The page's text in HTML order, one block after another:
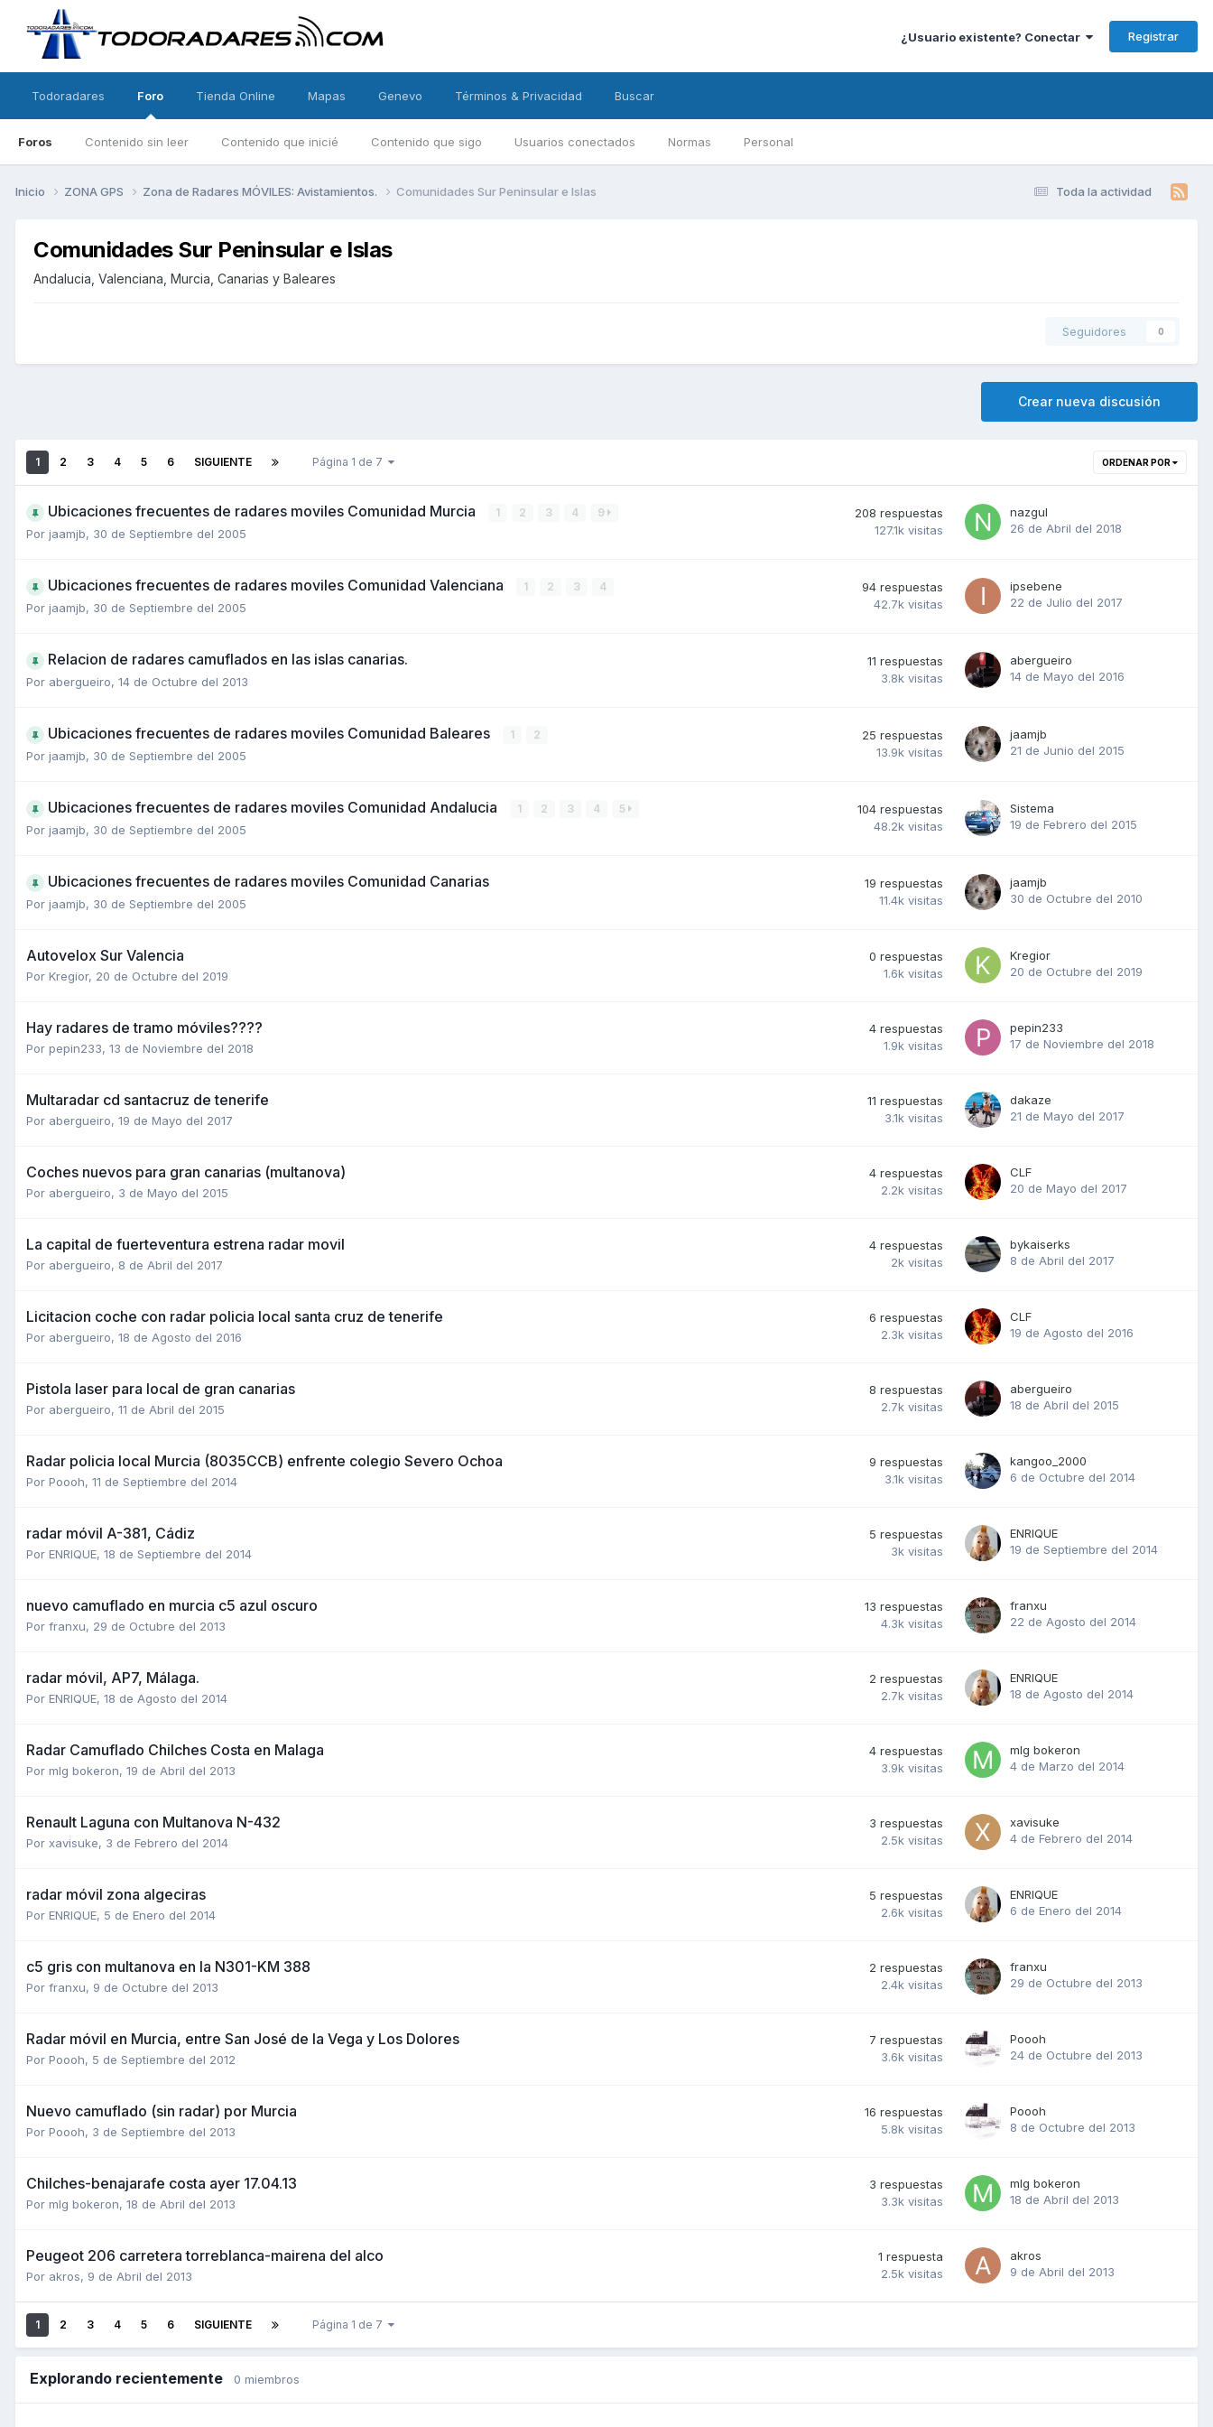
¿Usuario existente? Conectar Registrar
Todoradares Foro
Foros Contenido sin leer Contenido que inicié Contenido que sigo Usuarios conectados Normas Personal
Tienda Online Mapas Genevo Términos & Privacidad Buscar
Toda la actividad
Inicio ZONA GPS Zona de Radares MÓVILES: Avistamientos. Comunidades Sur Peninsular e Islas
Comunidades Sur Peninsular e Islas
Andalucia, Valenciana, Murcia, Canarias y Baleares
Seguidores 0
Crear nueva discusión
ORDENAR POR
1 2 3 4 5 6 SIGUIENTE Página 1 de 7
Ubicaciones frecuentes de radares moviles Comunidad Murcia 1 2 3 4 9
Por jaamjb, 30 de Septiembre del 2005
208 respuestas
127.1k visitas
nazgul
26 de Abril del 2018
Ubicaciones frecuentes de radares moviles Comunidad Valenciana 1 2 3 4
Por jaamjb, 30 de Septiembre del 2005
94 respuestas
42.7k visitas
ipsebene
22 de Julio del 2017
Relacion de radares camuflados en las islas canarias.
Por abergueiro, 14 de Octubre del 2013
11 respuestas
3.8k visitas
abergueiro
14 de Mayo del 2016
Ubicaciones frecuentes de radares moviles Comunidad Baleares 1 2
Por jaamjb, 30 de Septiembre del 2005
25 respuestas
13.9k visitas
jaamjb
21 de Junio del 2015
Ubicaciones frecuentes de radares moviles Comunidad Andalucia 1 2 3 4 5
Por jaamjb, 30 de Septiembre del 2005
104 respuestas
48.2k visitas
Sistema
19 de Febrero del 2015
Ubicaciones frecuentes de radares moviles Comunidad Canarias
Por jaamjb, 30 de Septiembre del 2005
19 respuestas
11.4k visitas
jaamjb
30 de Octubre del 2010
Autovelox Sur Valencia
Por Kregior, 20 de Octubre del 2019
0 respuestas
1.6k visitas
Kregior
20 de Octubre del 2019
Hay radares de tramo móviles????
Por pepin233, 13 de Noviembre del 2018
4 respuestas
1.9k visitas
pepin233
17 de Noviembre del 2018
Multaradar cd santacruz de tenerife
Por abergueiro, 19 de Mayo del 2017
11 respuestas
3.1k visitas
dakaze
21 de Mayo del 2017
Coches nuevos para gran canarias (multanova)
Por abergueiro, 3 de Mayo del 2015
4 respuestas
2.2k visitas
CLF
20 de Mayo del 2017
La capital de fuerteventura estrena radar movil
Por abergueiro, 8 de Abril del 2017
4 respuestas
2k visitas
bykaiserks
8 de Abril del 2017
Licitacion coche con radar policia local santa cruz de tenerife
Por abergueiro, 18 de Agosto del 2016
6 respuestas
2.3k visitas
CLF
19 de Agosto del 2016
Pistola laser para local de gran canarias
Por abergueiro, 11 de Abril del 2015
8 respuestas
2.7k visitas
abergueiro
18 de Abril del 2015
Radar policia local Murcia (8035CCB) enfrente colegio Severo Ochoa
Por Poooh, 11 de Septiembre del 2014
9 respuestas
3.1k visitas
kangoo_2000
6 de Octubre del 2014
radar móvil A-381, Cádiz
Por ENRIQUE, 18 de Septiembre del 2014
5 respuestas
3k visitas
ENRIQUE
19 de Septiembre del 2014
nuevo camuflado en murcia c5 azul oscuro
Por franxu, 29 de Octubre del 2013
13 respuestas
4.3k visitas
franxu
22 de Agosto del 2014
radar móvil, AP7, Málaga.
Por ENRIQUE, 18 de Agosto del 2014
2 respuestas
2.7k visitas
ENRIQUE
18 de Agosto del 2014
Radar Camuflado Chilches Costa en Malaga
Por mlg bokeron, 19 de Abril del 2013
4 respuestas
3.9k visitas
mlg bokeron
4 de Marzo del 2014
Renault Laguna con Multanova N-432
Por xavisuke, 3 de Febrero del 2014
3 respuestas
2.5k visitas
xavisuke
4 de Febrero del 2014
radar móvil zona algeciras
Por ENRIQUE, 5 de Enero del 2014
5 respuestas
2.6k visitas
ENRIQUE
6 de Enero del 2014
c5 gris con multanova en la N301-KM 388
Por franxu, 9 de Octubre del 2013
2 respuestas
2.4k visitas
franxu
29 de Octubre del 2013
Radar móvil en Murcia, entre San José de la Vega y Los Dolores
Por Poooh, 5 de Septiembre del 2012
7 respuestas
3.6k visitas
Poooh
24 de Octubre del 2013
Nuevo camuflado (sin radar) por Murcia
Por Poooh, 3 de Septiembre del 2013
16 respuestas
5.8k visitas
Poooh
8 de Octubre del 2013
Chilches-benajarafe costa ayer 17.04.13
Por mlg bokeron, 18 de Abril del 2013
3 respuestas
3.3k visitas
mlg bokeron
18 de Abril del 2013
Peugeot 206 carretera torreblanca-mairena del alco
Por akros, 9 de Abril del 2013
1 respuesta
2.5k visitas
akros
9 de Abril del 2013
1 2 3 4 5 6 SIGUIENTE Página 1 de 7
Explorando recientemente 0 miembros